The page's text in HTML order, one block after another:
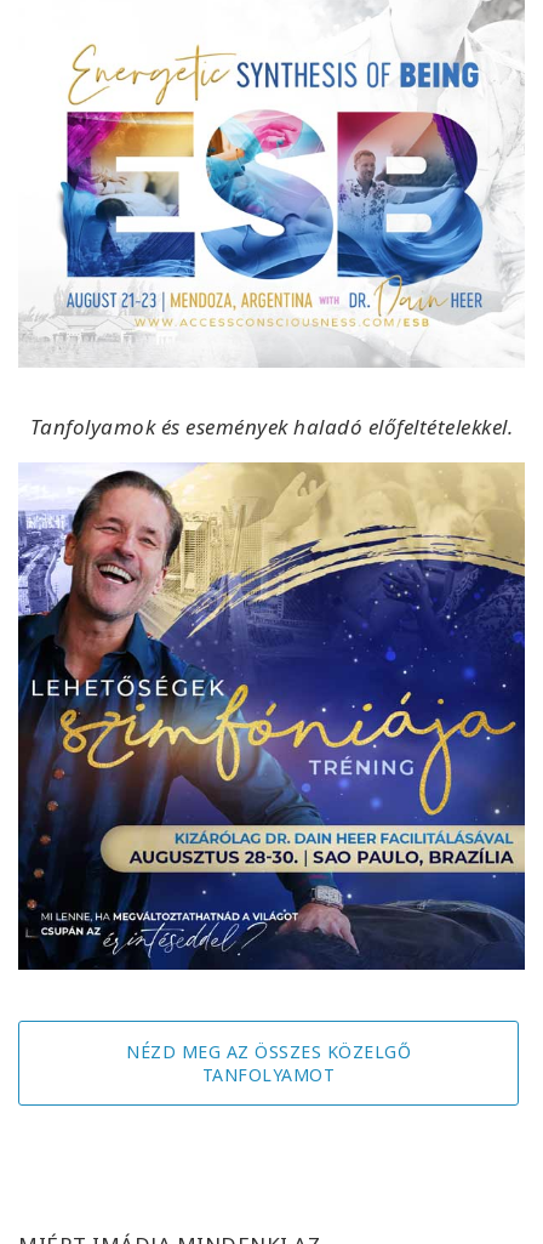
Tanfolyamok és események haladó előfeltételekkel.
NÉZD MEG AZ ÖSSZES KÖZELGŐ
TANFOLYAMOT